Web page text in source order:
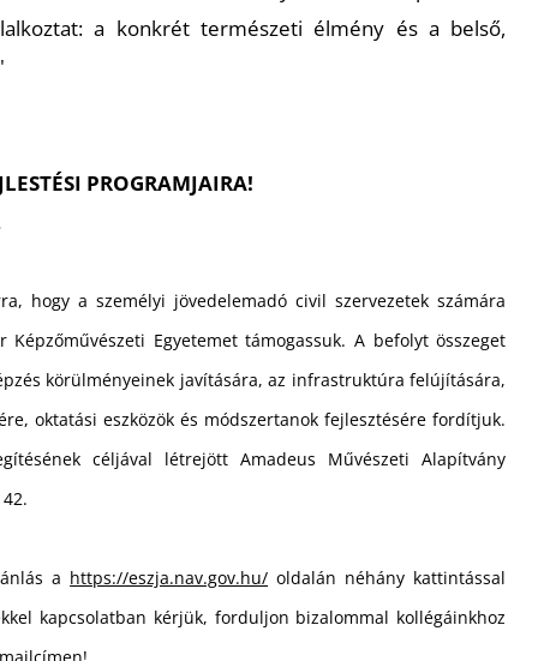
a konkrét természeti élmény és a belső,
PROGRAMJAIRA!
hogy a személyi jövedelemadó civil szervezetek számára
Egyetemet támogassuk. A befolyt összeget
körülményeinek javítására, az infrastruktúra felújítására,
oktatási eszközök és módszertanok fejlesztésére fordítjuk.
céljával létrejött Amadeus Művészeti Alapítvány
a https://eszja.nav.gov.hu/ oldalán néhány kattintással
kapcsolatban kérjük, forduljon bizalommal kollégáinkhoz